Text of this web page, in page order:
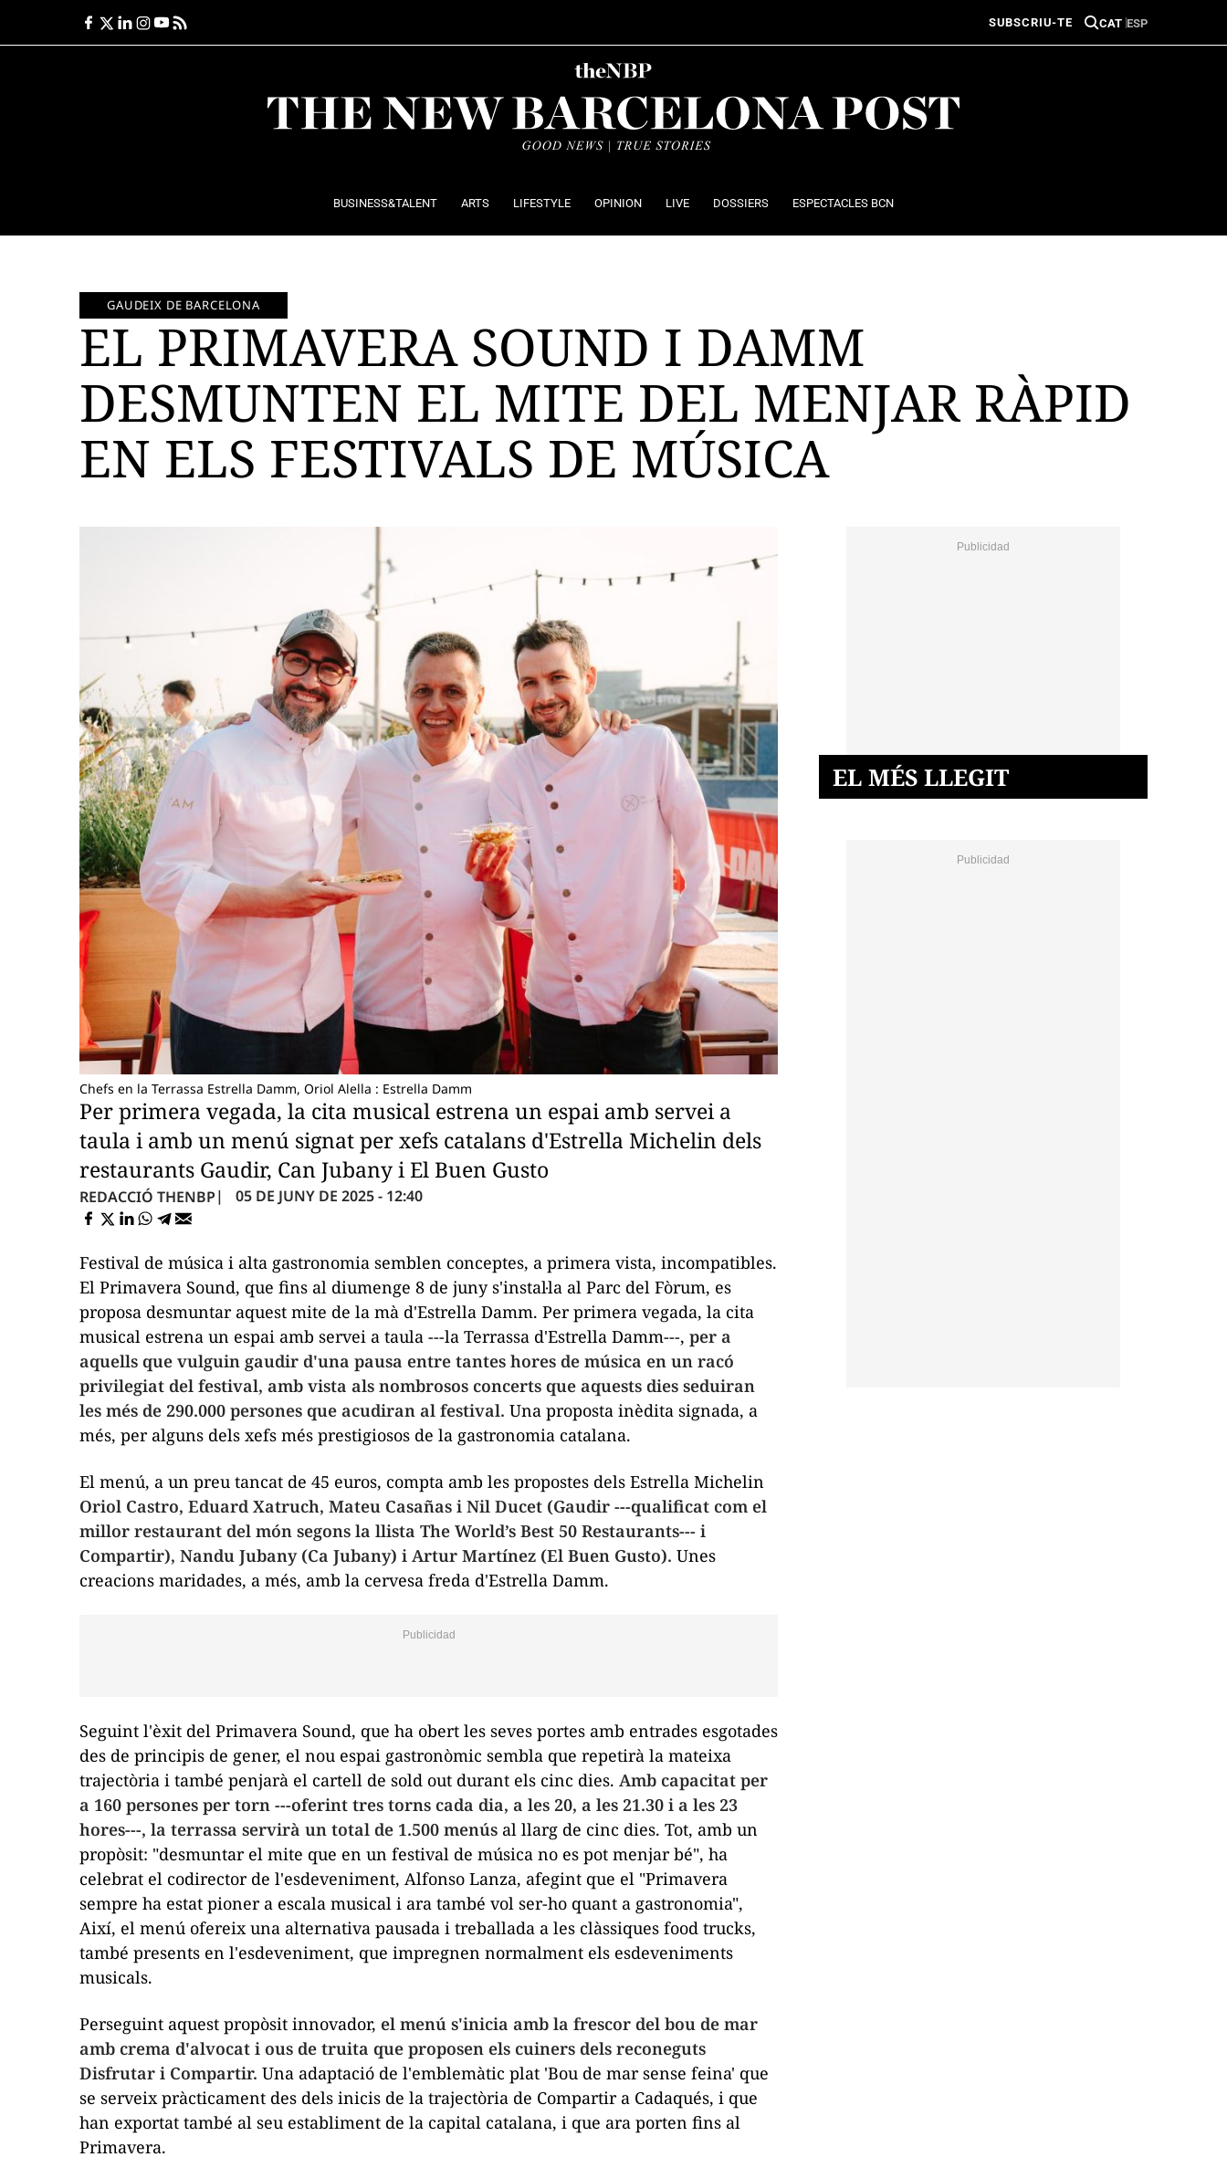
contenido
SUBSCRIU-TE CAT ESP
BUSINESS&TALENT ARTS LIFESTYLE OPINION LIVE DOSSIERS ESPECTACLES BCN
GAUDEIX DE BARCELONA
EL PRIMAVERA SOUND I DAMM
DESMUNTEN EL MITE DEL MENJAR RÀPID
EN ELS FESTIVALS DE MÚSICA
Chefs en la Terrassa Estrella Damm, Oriol Alella : Estrella Damm
Per primera vegada, la cita musical estrena un espai amb servei a
taula i amb un menú signat per xefs catalans d'Estrella Michelin dels
restaurants Gaudir, Can Jubany i El Buen Gusto
REDACCIÓ THENBP 05 DE JUNY DE 2025 - 12:40
Festival de música i alta gastronomia semblen conceptes, a primera vista, incompatibles.
El Primavera Sound, que fins al diumenge 8 de juny s'instal·la al Parc del Fòrum, es
proposa desmuntar aquest mite de la mà d'Estrella Damm. Per primera vegada, la cita
musical estrena un espai amb servei a taula ---la Terrassa d'Estrella Damm---, per a
aquells que vulguin gaudir d'una pausa entre tantes hores de música en un racó
privilegiat del festival, amb vista als nombrosos concerts que aquests dies seduiran
les més de 290.000 persones que acudiran al festival. Una proposta inèdita signada, a
més, per alguns dels xefs més prestigiosos de la gastronomia catalana.
El menú, a un preu tancat de 45 euros, compta amb les propostes dels Estrella Michelin
Oriol Castro, Eduard Xatruch, Mateu Casañas i Nil Ducet (Gaudir ---qualificat com el
millor restaurant del món segons la llista The World’s Best 50 Restaurants--- i
Compartir), Nandu Jubany (Ca Jubany) i Artur Martínez (El Buen Gusto). Unes
creacions maridades, a més, amb la cervesa freda d'Estrella Damm.
Seguint l'èxit del Primavera Sound, que ha obert les seves portes amb entrades esgotades
des de principis de gener, el nou espai gastronòmic sembla que repetirà la mateixa
trajectòria i també penjarà el cartell de sold out durant els cinc dies. Amb capacitat per
a 160 persones per torn ---oferint tres torns cada dia, a les 20, a les 21.30 i a les 23
hores---, la terrassa servirà un total de 1.500 menús al llarg de cinc dies. Tot, amb un
propòsit: "desmuntar el mite que en un festival de música no es pot menjar bé", ha
celebrat el codirector de l'esdeveniment, Alfonso Lanza, afegint que el "Primavera
sempre ha estat pioner a escala musical i ara també vol ser-ho quant a gastronomia",
Així, el menú ofereix una alternativa pausada i treballada a les clàssiques food trucks,
també presents en l'esdeveniment, que impregnen normalment els esdeveniments
musicals.
Perseguint aquest propòsit innovador, el menú s'inicia amb la frescor del bou de mar
amb crema d'alvocat i ous de truita que proposen els cuiners dels reconeguts
Disfrutar i Compartir. Una adaptació de l'emblemàtic plat 'Bou de mar sense feina' que
se serveix pràcticament des dels inicis de la trajectòria de Compartir a Cadaqués, i que
han exportat també al seu establiment de la capital catalana, i que ara porten fins al
Primavera.
EL MÉS LLEGIT